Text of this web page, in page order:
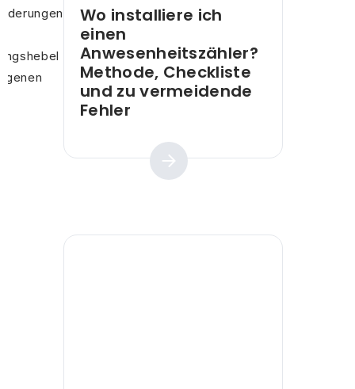
Wo installiere ich
einen
Anwesenheitszähler?
Methode, Checkliste
und zu vermeidende
Fehler